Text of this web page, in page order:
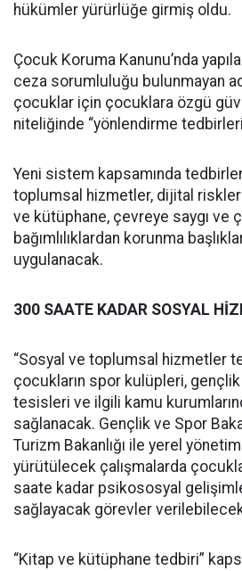
hükümler yürürlüğe girmiş oldu.
Çocuk Koruma Kanunu’nda
ceza sorumluluğu bulunmayan
çocuklar için çocuklara özgü
niteliğinde “yönlendirme
Yeni sistem kapsamında
toplumsal hizmetler, dijital
ve kütüphane, çevreye saygı ve
bağımlılıklardan korunma
uygulanacak.
300 SAATE KADAR SOSYAL
“Sosyal ve toplumsal hizmetler
çocukların spor kulüpleri,
tesisleri ve ilgili kamu
sağlanacak. Gençlik ve Spor
Turizm Bakanlığı ile yerel
yürütülecek çalışmalarda
saate kadar psikososyal
sağlayacak görevler
“Kitap ve kütüphane tedbiri”